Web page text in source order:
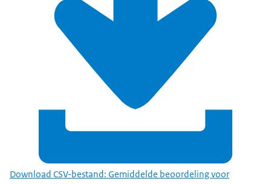
Download CSV-bestand: Gemiddelde beoordeling voor